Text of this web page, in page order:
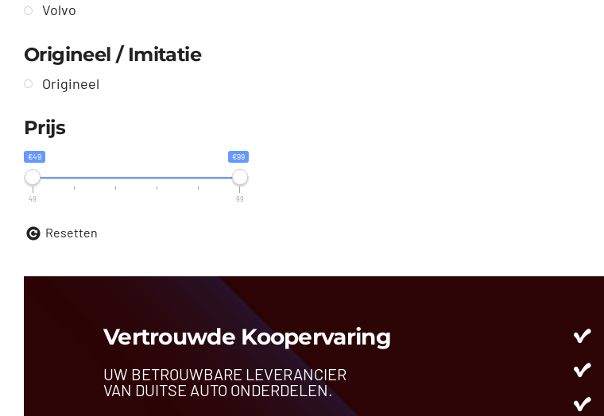
Volvo
Origineel / Imitatie
Origineel
Prijs
€49 €99
49 99
Resetten
Vertrouwde Koopervaring
UW BETROUWBARE LEVERANCIER
VAN DUITSE AUTO ONDERDELEN.